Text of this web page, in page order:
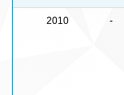
2010 -